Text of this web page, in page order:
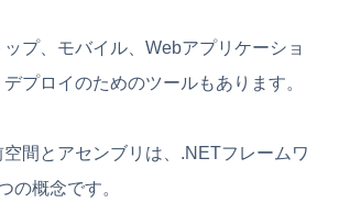
プ、モバイル、Webアプリケーショ
プロイのためのツールもあります。
間とアセンブリは、.NETフレームワ
の概念です。